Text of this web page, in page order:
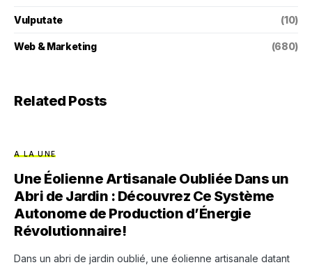
Vulputate (10)
Web & Marketing (680)
Related Posts
A LA UNE
Une Éolienne Artisanale Oubliée Dans un
Abri de Jardin : Découvrez Ce Système
Autonome de Production d’Énergie
Révolutionnaire!
Dans un abri de jardin oublié, une éolienne artisanale datant